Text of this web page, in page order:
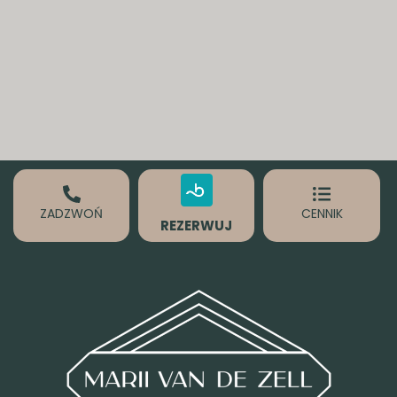
ZADZWOŃ
REZERWUJ
CENNIK